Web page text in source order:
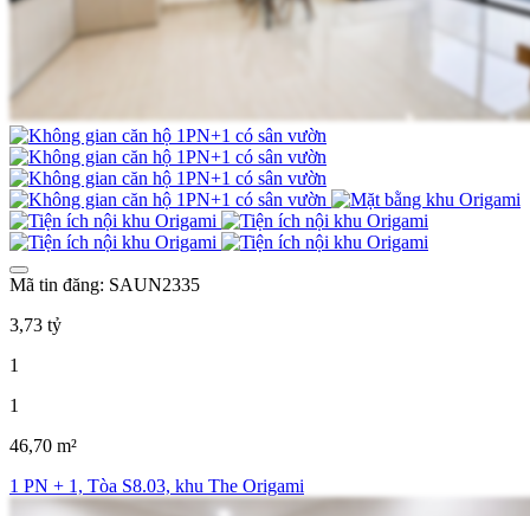
Mã tin đăng: SAUN2335
3,73 tỷ
1
1
46,70 m²
1 PN + 1, Tòa S8.03, khu The Origami